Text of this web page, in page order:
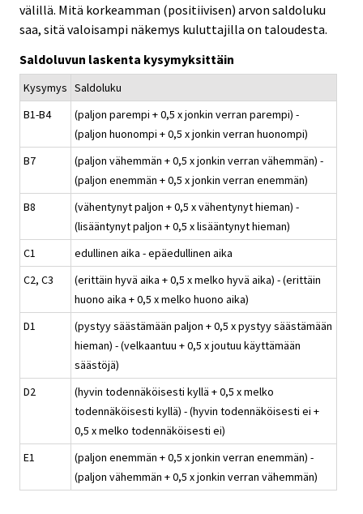
välillä. Mitä korkeamman (positiivisen) arvon saldoluku
saa, sitä valoisampi näkemys kuluttajilla on taloudesta.
Saldoluvun laskenta kysymyksittäin
Kysymys Saldoluku
B1-B4
(paljon parempi + 0,5 x jonkin verran parempi) -
(paljon huonompi + 0,5 x jonkin verran huonompi)
B7
(paljon vähemmän + 0,5 x jonkin verran vähemmän) -
(paljon enemmän + 0,5 x jonkin verran enemmän)
B8
(vähentynyt paljon + 0,5 x vähentynyt hieman) -
(lisääntynyt paljon + 0,5 x lisääntynyt hieman)
C1
edullinen aika - epäedullinen aika
C2, C3
(erittäin hyvä aika + 0,5 x melko hyvä aika) - (erittäin
huono aika + 0,5 x melko huono aika)
D1
(pystyy säästämään paljon + 0,5 x pystyy säästämään
hieman) - (velkaantuu + 0,5 x joutuu käyttämään
säästöjä)
D2
(hyvin todennäköisesti kyllä + 0,5 x melko
todennäköisesti kyllä) - (hyvin todennäköisesti ei +
0,5 x melko todennäköisesti ei)
E1
(paljon enemmän + 0,5 x jonkin verran enemmän) -
(paljon vähemmän + 0,5 x jonkin verran vähemmän)